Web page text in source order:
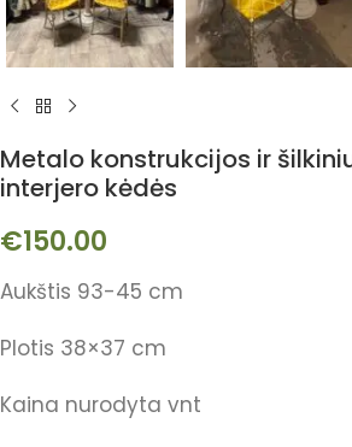
Metalo konstrukcijos ir
interjero kėdės
€150.00
Aukštis 93-45 cm
Plotis 38×37 cm
Kaina nurodyta vnt